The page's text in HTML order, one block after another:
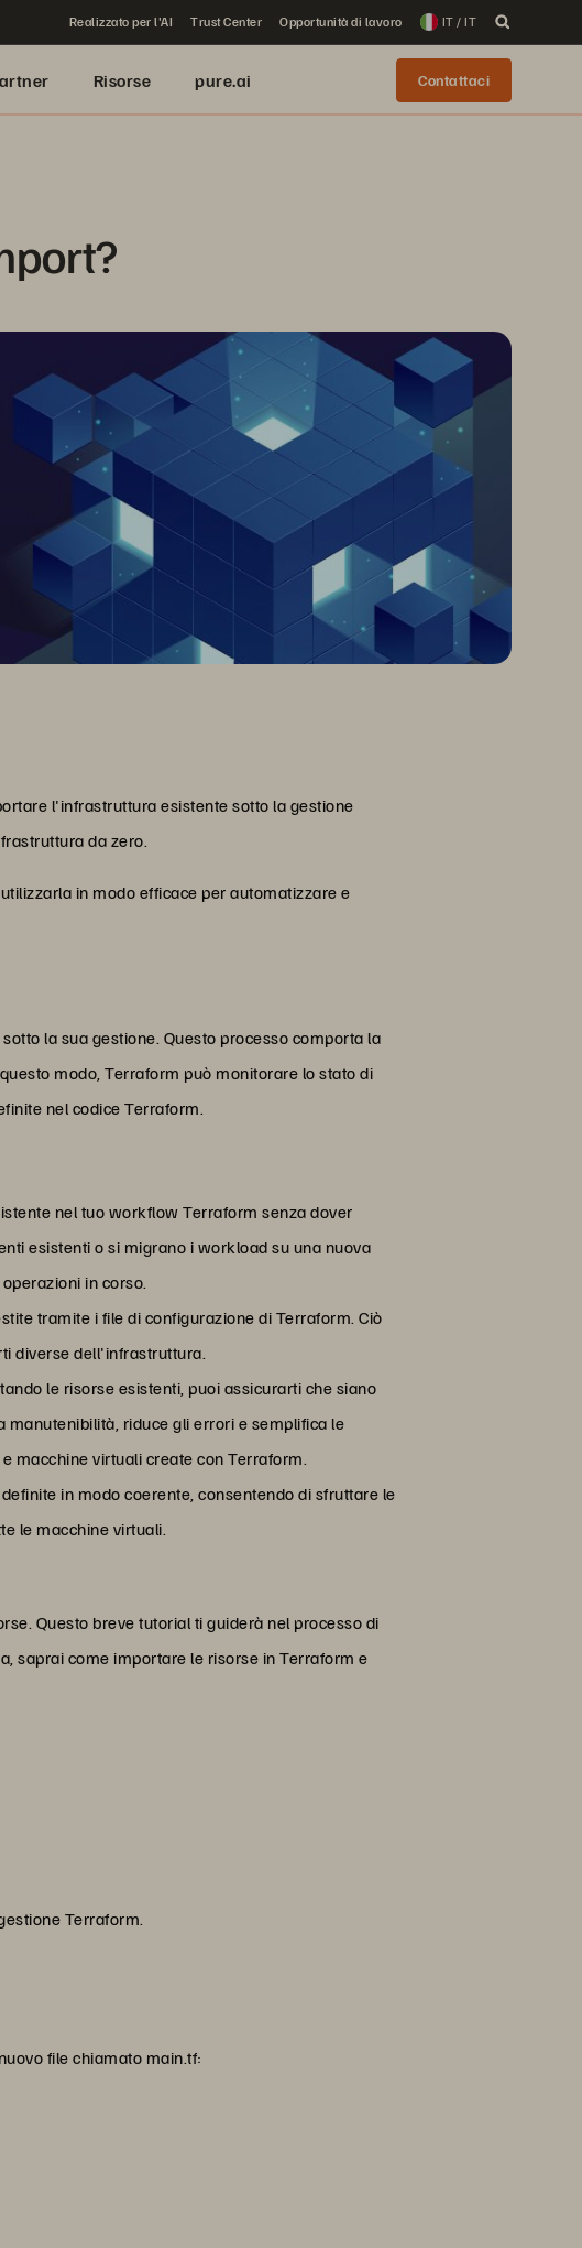
Realizzato per l'AI Trust Center Opportunità di lavoro IT / IT
Risorse pure.ai Contattaci
l'infrastruttura esistente sotto la gestione
da zero.
in modo efficace per automatizzare e
la sua gestione. Questo processo comporta la
modo, Terraform può monitorare lo stato di
nel codice Terraform.
nel tuo workflow Terraform senza dover
esistenti o si migrano i workload su una nuova
in corso.
tramite i file di configurazione di Terraform. Ciò
diverse dell'infrastruttura.
le risorse esistenti, puoi assicurarti che siano
riduce gli errori e semplifica le
macchine virtuali create con Terraform.
in modo coerente, consentendo di sfruttare le
le macchine virtuali.
Questo breve tutorial ti guiderà nel processo di
saprai come importare le risorse in Terraform e
Terraform.
file chiamato main.tf: